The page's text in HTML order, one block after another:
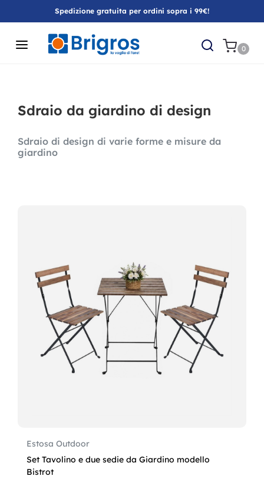
Spedizione gratuita per ordini sopra i 99€!
0
Sdraio da giardino di design
Sdraio di design di varie forme e misure da
giardino
Estosa Outdoor
Set Tavolino e due sedie da Giardino modello
Bistrot